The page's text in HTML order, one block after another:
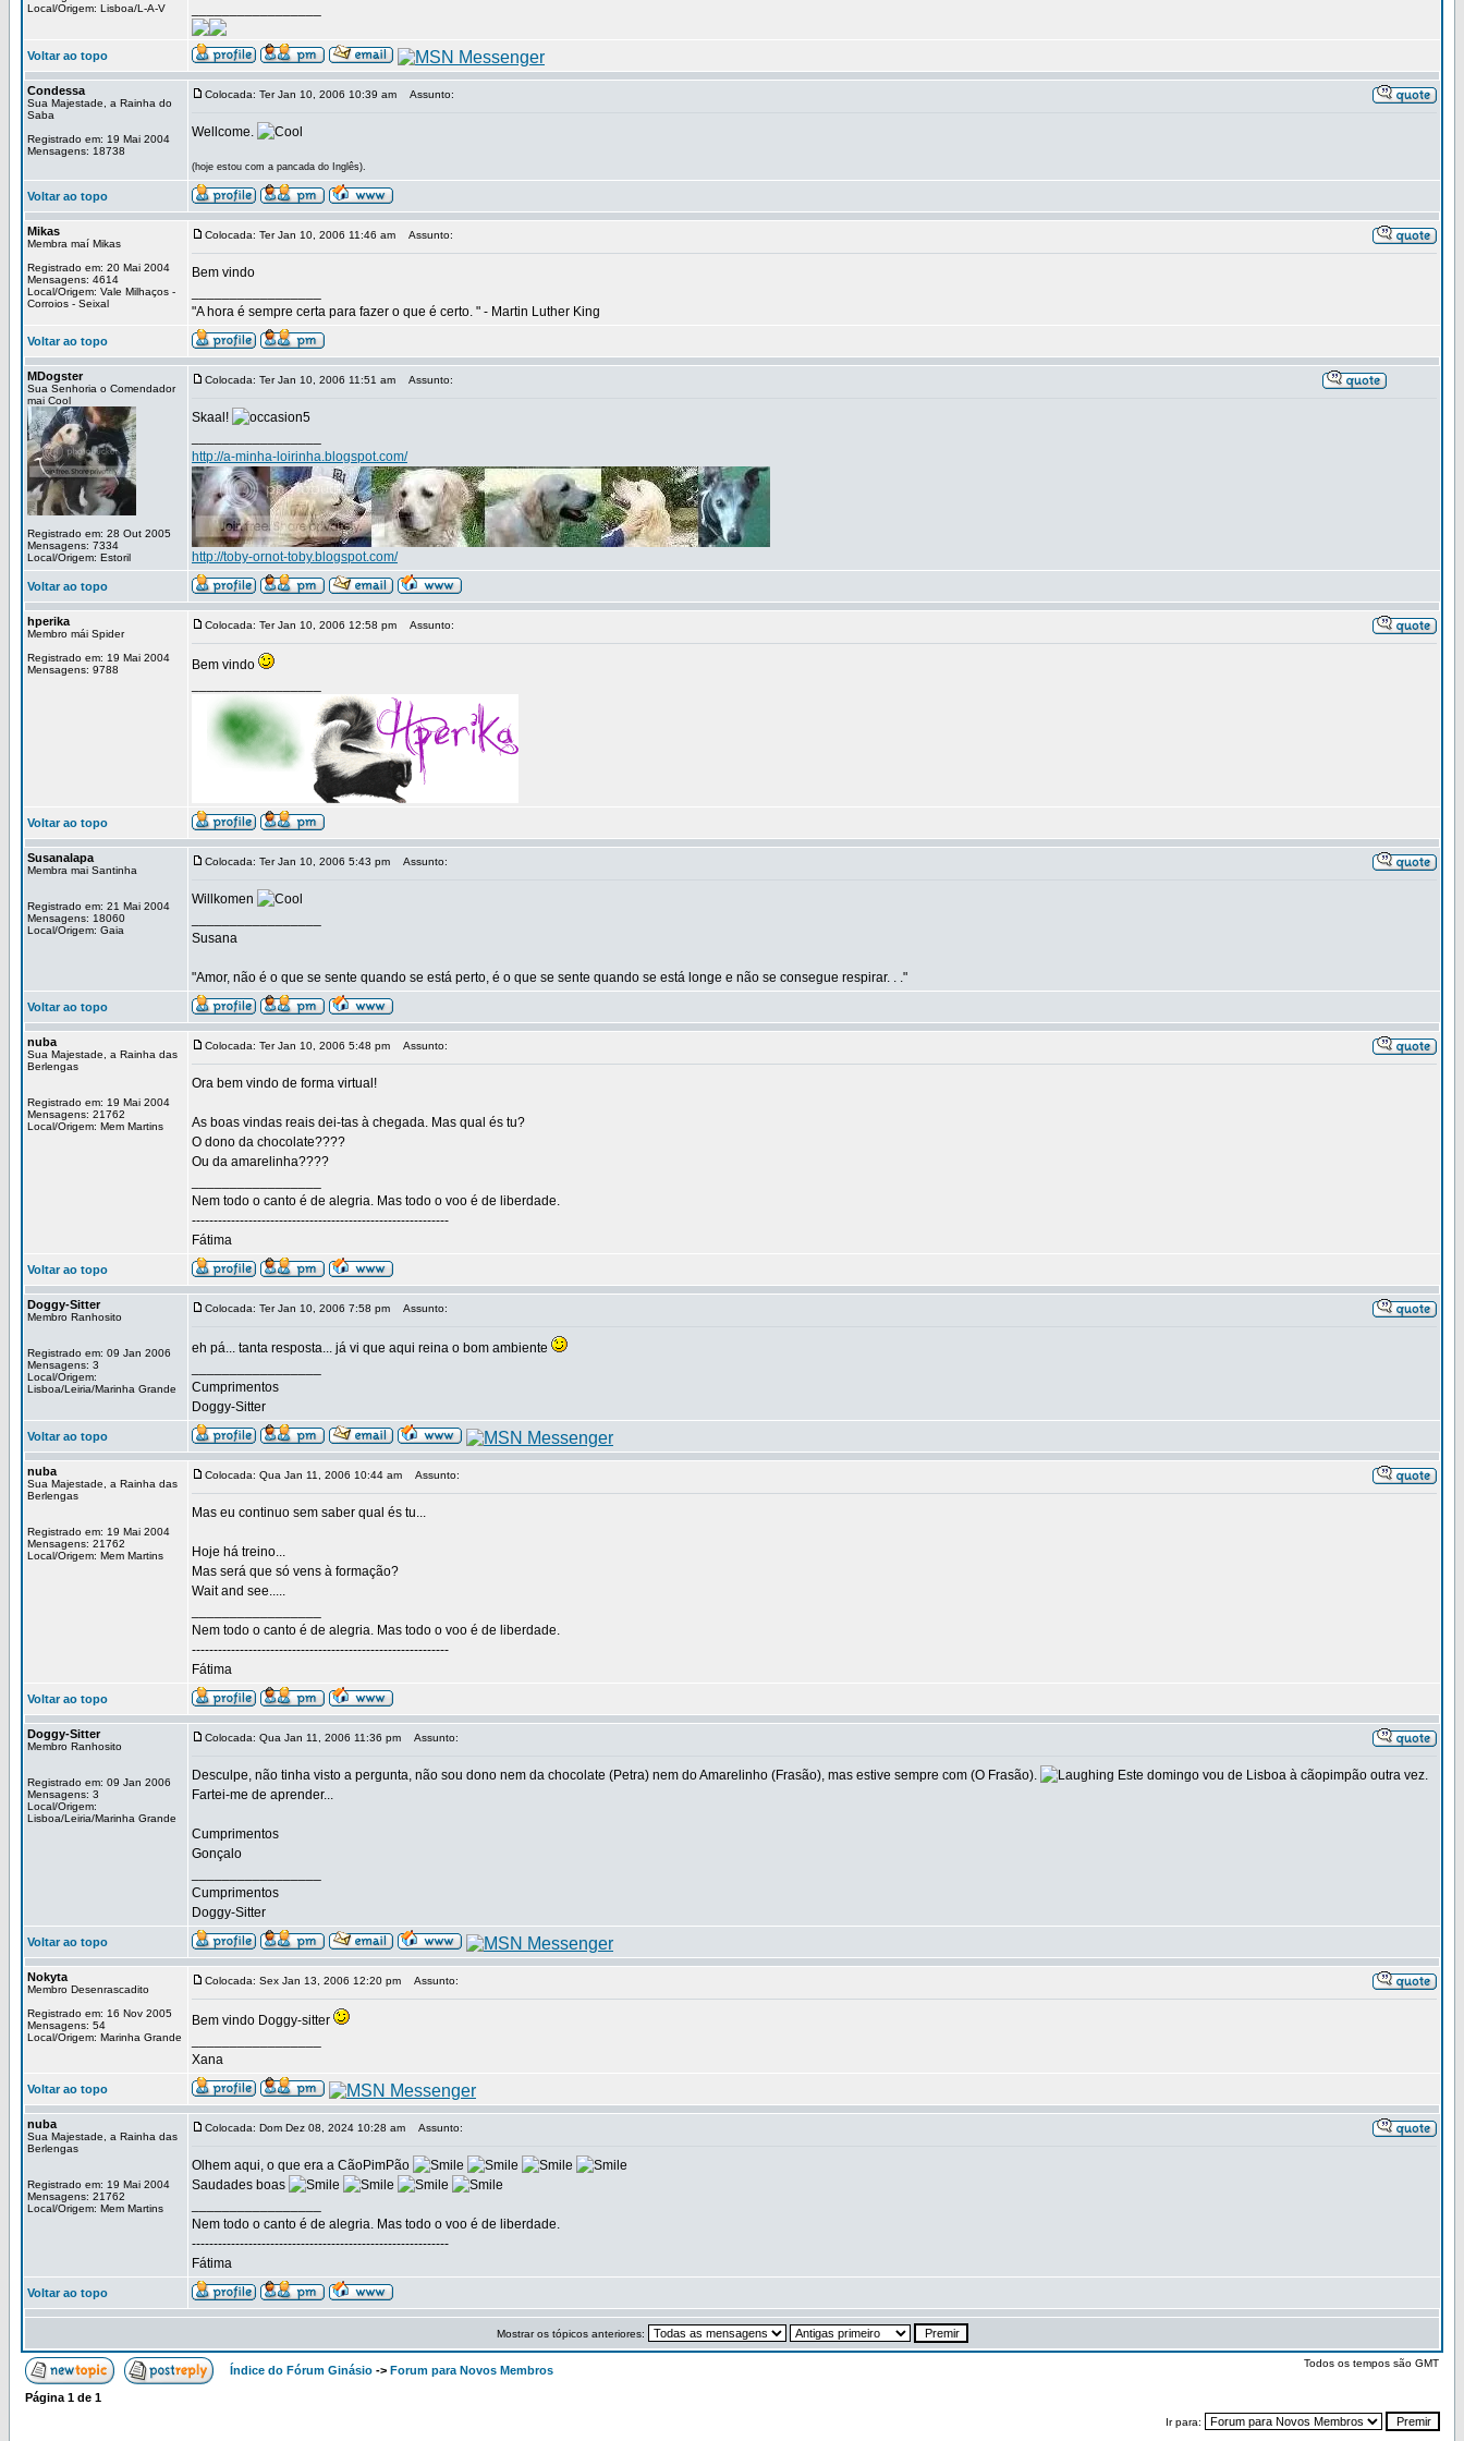
Local/Origem: Lisboa/L-A-V
Voltar ao topo
Condessa
Sua Majestade, a Rainha do
Saba
Registrado em: 19 Mai 2004
Mensagens: 18738
Colocada: Ter Jan 10, 2006 10:39 am Assunto:
Wellcome.
(hoje estou com a pancada do Inglês).
Voltar ao topo
Mikas
Membra maí Mikas
Registrado em: 20 Mai 2004
Mensagens: 4614
Local/Origem: Vale Milhaços -
Corroios - Seixal
Colocada: Ter Jan 10, 2006 11:46 am Assunto:
Bem vindo
"A hora é sempre certa para fazer o que é certo. " - Martin Luther King
Voltar ao topo
MDogster
Sua Senhoria o Comendador
mai Cool
Registrado em: 28 Out 2005
Mensagens: 7334
Local/Origem: Estoril
Colocada: Ter Jan 10, 2006 11:51 am Assunto:
Skaal!
http://a-minha-loirinha.blogspot.com/
http://toby-ornot-toby.blogspot.com/
Voltar ao topo
hperika
Membro mái Spider
Registrado em: 19 Mai 2004
Mensagens: 9788
Colocada: Ter Jan 10, 2006 12:58 pm Assunto:
Bem vindo
Voltar ao topo
Susanalapa
Membra mai Santinha
Registrado em: 21 Mai 2004
Mensagens: 18060
Local/Origem: Gaia
Colocada: Ter Jan 10, 2006 5:43 pm Assunto:
Willkomen
Susana
"Amor, não é o que se sente quando se está perto, é o que se sente quando se está longe e não se consegue respirar. . ."
Voltar ao topo
nuba
Sua Majestade, a Rainha das
Berlengas
Registrado em: 19 Mai 2004
Mensagens: 21762
Local/Origem: Mem Martins
Colocada: Ter Jan 10, 2006 5:48 pm Assunto:
Ora bem vindo de forma virtual!
As boas vindas reais dei-tas à chegada. Mas qual és tu?
O dono da chocolate????
Ou da amarelinha????
Nem todo o canto é de alegria. Mas todo o voo é de liberdade.
-----------------------------------------------------------
Fátima
Voltar ao topo
Doggy-Sitter
Membro Ranhosito
Registrado em: 09 Jan 2006
Mensagens: 3
Local/Origem:
Lisboa/Leiria/Marinha Grande
Colocada: Ter Jan 10, 2006 7:58 pm Assunto:
eh pá... tanta resposta... já vi que aqui reina o bom ambiente
Cumprimentos
Doggy-Sitter
Voltar ao topo
nuba
Sua Majestade, a Rainha das
Berlengas
Registrado em: 19 Mai 2004
Mensagens: 21762
Local/Origem: Mem Martins
Colocada: Qua Jan 11, 2006 10:44 am Assunto:
Mas eu continuo sem saber qual és tu...
Hoje há treino...
Mas será que só vens à formação?
Wait and see.....
Nem todo o canto é de alegria. Mas todo o voo é de liberdade.
-----------------------------------------------------------
Fátima
Voltar ao topo
Doggy-Sitter
Membro Ranhosito
Registrado em: 09 Jan 2006
Mensagens: 3
Local/Origem:
Lisboa/Leiria/Marinha Grande
Colocada: Qua Jan 11, 2006 11:36 pm Assunto:
Desculpe, não tinha visto a pergunta, não sou dono nem da chocolate (Petra) nem do Amarelinho (Frasão), mas estive sempre com (O Frasão).
Este domingo vou de Lisboa à cãopimpão outra vez.
Fartei-me de aprender...
Cumprimentos
Gonçalo
Cumprimentos
Doggy-Sitter
Voltar ao topo
Nokyta
Membro Desenrascadito
Registrado em: 16 Nov 2005
Mensagens: 54
Local/Origem: Marinha Grande
Colocada: Sex Jan 13, 2006 12:20 pm Assunto:
Bem vindo Doggy-sitter
Xana
Voltar ao topo
nuba
Sua Majestade, a Rainha das
Berlengas
Registrado em: 19 Mai 2004
Mensagens: 21762
Local/Origem: Mem Martins
Colocada: Dom Dez 08, 2024 10:28 am Assunto:
Olhem aqui, o que era a CãoPimPão
Saudades boas
Nem todo o canto é de alegria. Mas todo o voo é de liberdade.
-----------------------------------------------------------
Fátima
Voltar ao topo
Mostrar os tópicos anteriores:
Índice do Fórum Ginásio -> Forum para Novos Membros
Todos os tempos são GMT
Página 1 de 1
Ir para: